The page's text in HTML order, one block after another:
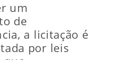
um
de
a licitação é
por leis